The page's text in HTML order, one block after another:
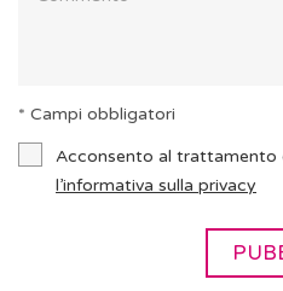
* Campi obbligatori
Acconsento al trattamento
l’informativa sulla privacy